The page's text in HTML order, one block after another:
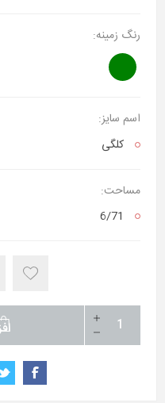
رنگ زمینه:
اسم سایز:
کلگی
مساحت:
6/71